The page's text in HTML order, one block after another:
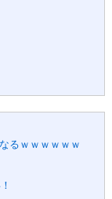
るｗｗｗｗｗｗ